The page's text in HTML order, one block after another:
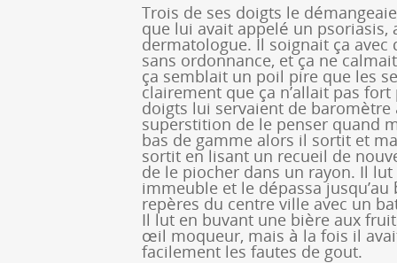
Trois de ses doigts le
que lui avait appelé un
dermatologue. Il soignait ça
sans ordonnance, et ça ne
ça semblait un poil pire que les
clairement que ça n’allait pas
doigts lui servaient de
superstition de le penser quand
bas de gamme alors il sortit et
sortit en lisant un recueil de
de le piocher dans un rayon. Il lut
immeuble et le dépassa
repères du centre ville avec un
Il lut en buvant une bière aux
œil moqueur, mais à la fois il
facilement les fautes de gout.